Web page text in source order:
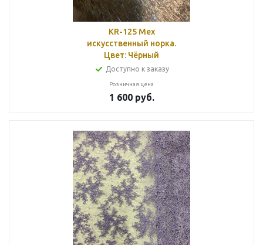
KR-125 Мех
искусственный норка.
Цвет: Чёрный
Доступно к заказу
Розничная цена
1 600руб.